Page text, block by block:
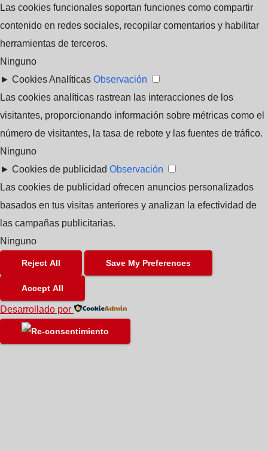
Las cookies funcionales soportan funciones como compartir
contenido en redes sociales, recopilar comentarios y habilitar
herramientas de terceros.
Ninguno
► Cookies Analíticas Observación
Las cookies analíticas rastrean las interacciones de los
visitantes, proporcionando información sobre métricas como el
número de visitantes, la tasa de rebote y las fuentes de tráfico.
Ninguno
► Cookies de publicidad Observación
Las cookies de publicidad ofrecen anuncios personalizados
basados en tus visitas anteriores y analizan la efectividad de
las campañas publicitarias.
Ninguno
Reject All Save My Preferences
Accept All
Desarrollado por